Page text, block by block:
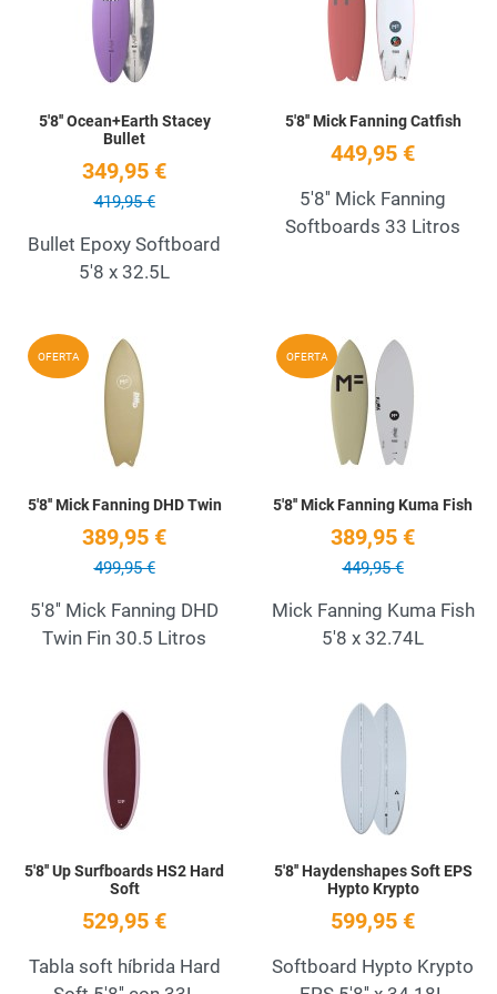
Quick View
5'8'' Ocean+Earth Stacey
Bullet
349,95 €
419,95 €
Bullet Epoxy Softboard
5'8 x 32.5L
5'8'' Mick Fanning Catfish
449,95 €
5'8'' Mick Fanning
Softboards 33 Litros
OFERTA Add to Wishlist
5'8'' Mick Fanning DHD Twin
389,95 €
499,95 €
5'8'' Mick Fanning DHD
Twin Fin 30.5 Litros
OFERTA
5'8'' Mick Fanning Kuma Fish
389,95 €
449,95 €
Mick Fanning Kuma Fish
5'8 x 32.74L
Add to Wishlist
5'8'' Up Surfboards HS2 Hard
Soft
529,95 €
Tabla soft híbrida Hard
5'8'' Haydenshapes Soft EPS
Hypto Krypto
599,95 €
Softboard Hypto Krypto